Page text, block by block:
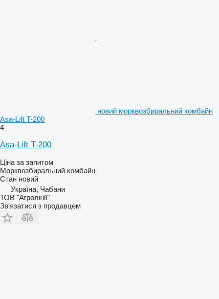
новий морквозбиральний комбайн
Asa-Lift T-200
4
Asa-Lift T-200
Ціна за запитом
Морквозбиральний комбайн
Стан новий
Україна, Чабани
ТОВ "Агролінії"
Зв'язатися з продавцем